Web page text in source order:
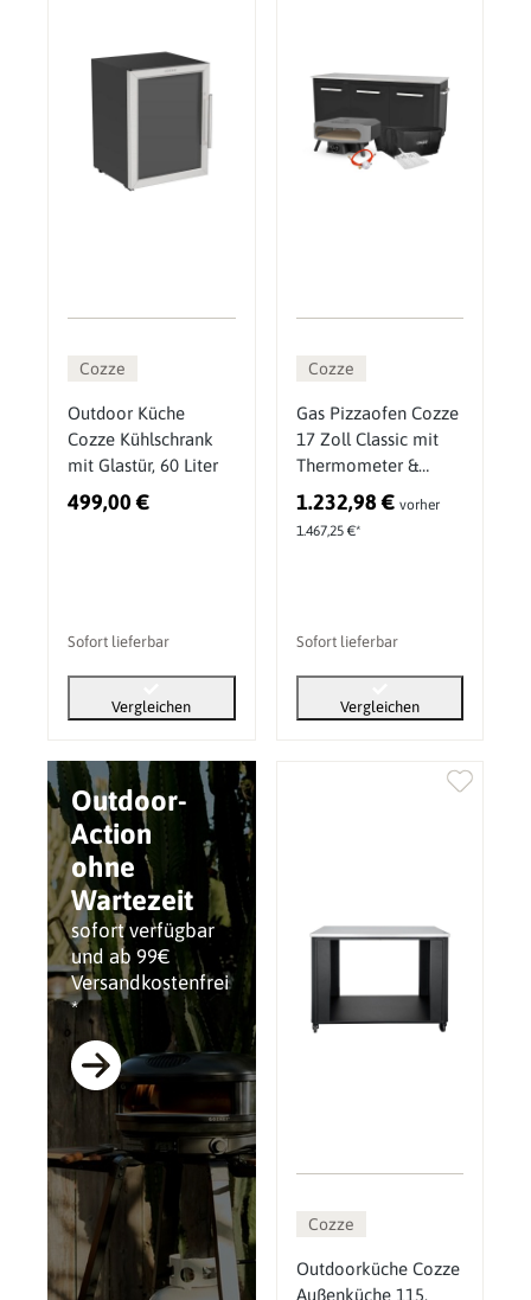
Outdoor-
Action
ohne
Wartezeit
sofort verfügbar
und ab 99€
Versandkostenfrei
*
Cozze
Outdoor Küche
Cozze Kühlschrank
mit Glastür, 60 Liter
499,00 €
Sofort lieferbar
Vergleichen
Cozze
Gas Pizzaofen Cozze
17 Zoll Classic mit
Thermometer &
Druckminderer 50
mbar Zubehör Set 5
1.232,98 € vorher
1.467,25 €*
Sofort lieferbar
Vergleichen
Cozze
Outdoorküche Cozze
Außenküche 115,